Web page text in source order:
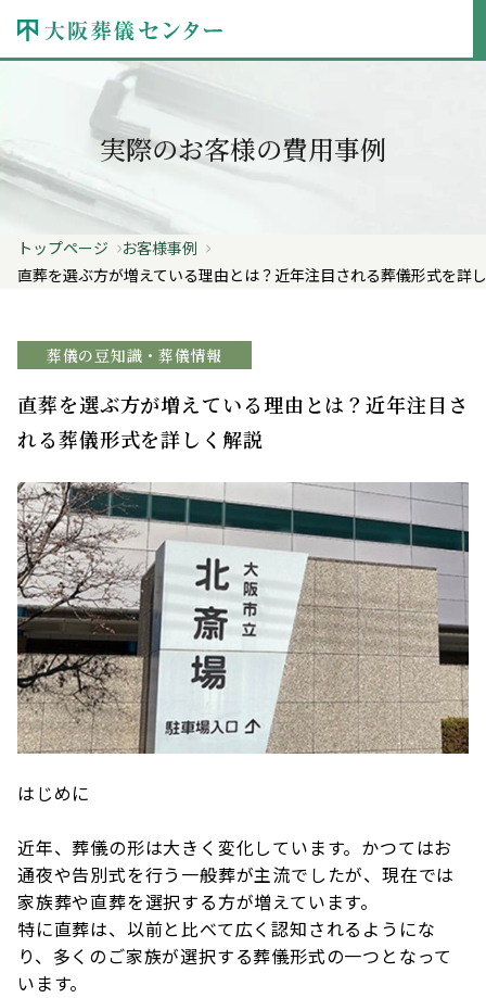
実際のお客様の費用事例
トップページ
お客様事例
直葬を選ぶ方が増えている理由とは？近年注目される葬儀形式を詳
葬儀の豆知識・葬儀情報
直葬を選ぶ方が増えている理由とは？近年注目さ
れる葬儀形式を詳しく解説
はじめに
近年、葬儀の形は大きく変化しています。かつてはお
通夜や告別式を行う一般葬が主流でしたが、現在では
家族葬や直葬を選択する方が増えています。
特に直葬は、以前と比べて広く認知されるようにな
り、多くのご家族が選択する葬儀形式の一つとなって
います。